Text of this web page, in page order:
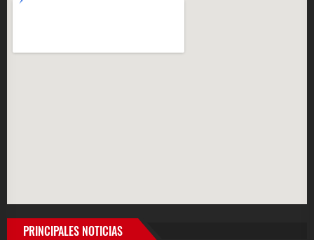
PRINCIPALES NOTICIAS